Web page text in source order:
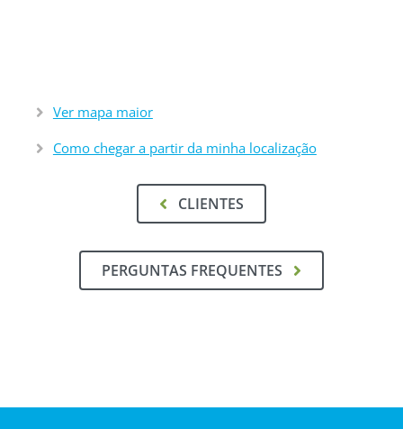
Ver mapa maior
Como chegar a partir da minha localização
CLIENTES
PERGUNTAS FREQUENTES